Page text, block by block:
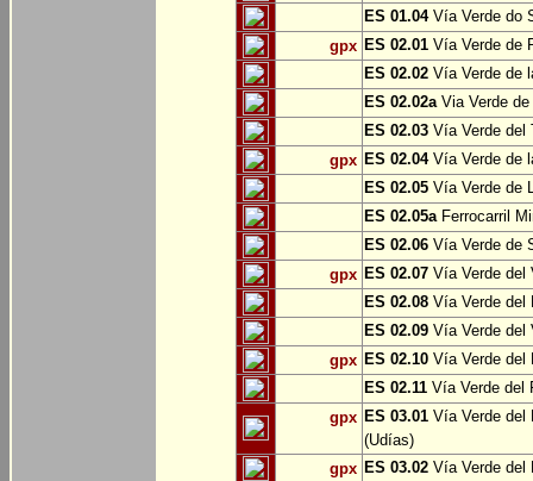
ES 01.04Vía Verde do
gpx ES 02.01 Vía Verde de
ES 02.02 Vía Verde de
ES 02.02aVia Verde de
ES 02.03 Vía Verde del
gpx ES 02.04Vía Verde de
ES 02.05 Vía Verde de
ES 02.05aFerrocarril
ES 02.06 Vía Verde de
gpx ES 02.07 Vía Verde del
ES 02.08 Vía Verde del
ES 02.09 Vía Verde del
gpx ES 02.10 Vía Verde del
ES 02.11 Vía Verde del
gpx ES 03.01 Vía Verde del
(Udías)
gpx ES 03.02 Vía Verde del